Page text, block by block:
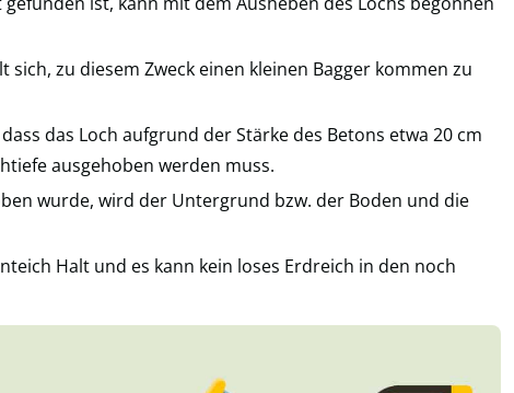
sich, zu diesem Zweck einen kleinen Bagger kommen zu
das Loch aufgrund der Stärke des Betons etwa 20 cm
ausgehoben werden muss.
wurde, wird der Untergrund bzw. der Boden und die
Halt und es kann kein loses Erdreich in den noch